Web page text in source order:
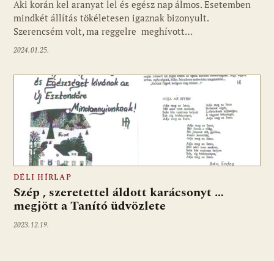
Aki korán kel aranyat lel és egész nap álmos. Esetemben
mindkét állítás tökéletesen igaznak bizonyult.
Szerencsém volt, ma reggelre meghívott…
2024.01.25.
DÉLI HÍRLAP
Szép , szeretettel áldott karácsonyt …
megjött a Tanító üdvözlete
2023.12.19.